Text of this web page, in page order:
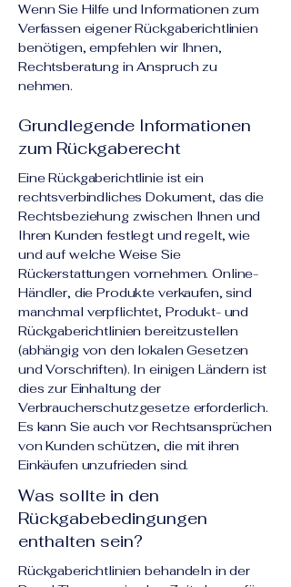
Wenn Sie Hilfe und Informationen zum
Verfassen eigener Rückgaberichtlinien
benötigen, empfehlen wir Ihnen,
Rechtsberatung in Anspruch zu
nehmen.
Grundlegende Informationen
zum Rückgaberecht
Eine Rückgaberichtlinie ist ein
rechtsverbindliches Dokument, das die
Rechtsbeziehung zwischen Ihnen und
Ihren Kunden festlegt und regelt, wie
und auf welche Weise Sie
Rückerstattungen vornehmen. Online-
Händler, die Produkte verkaufen, sind
manchmal verpflichtet, Produkt- und
Rückgaberichtlinien bereitzustellen
(abhängig von den lokalen Gesetzen
und Vorschriften). In einigen Ländern ist
dies zur Einhaltung der
Verbraucherschutzgesetze erforderlich.
Es kann Sie auch vor Rechtsansprüchen
von Kunden schützen, die mit ihren
Einkäufen unzufrieden sind.
Was sollte in den
Rückgabebedingungen
enthalten sein?
Rückgaberichtlinien behandeln in der